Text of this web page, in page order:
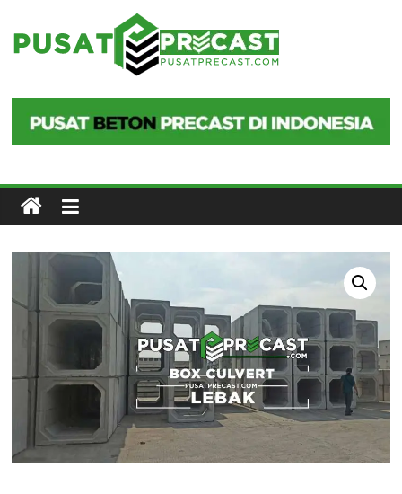
content
Pusat
Precast
Precast
di